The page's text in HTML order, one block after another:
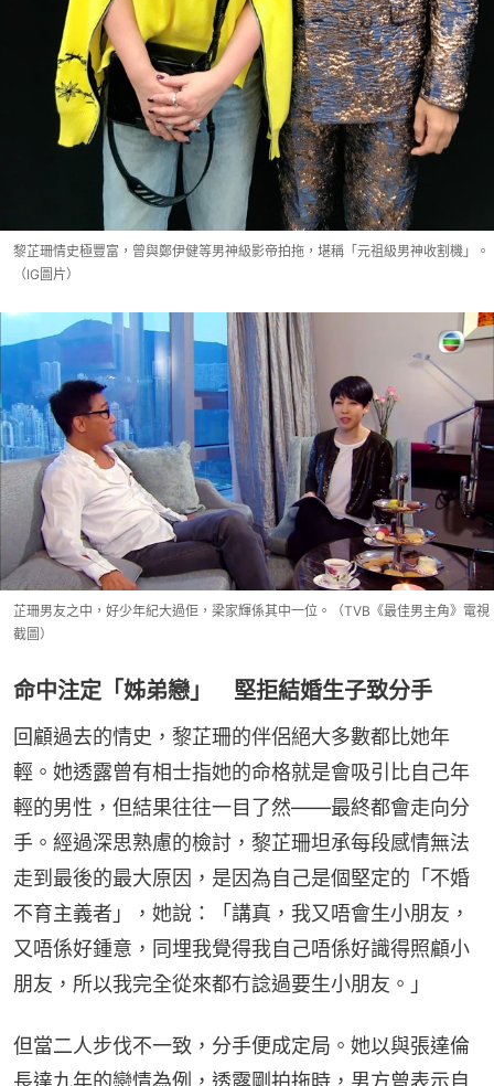
黎芷珊情史極豐富，曾與鄭伊健等男神級影帝拍拖，堪稱「元祖級男神收割機」。
（IG圖片）
芷珊男友之中，好少年紀大過佢，梁家輝係其中一位。（TVB《最佳男主角》電視
截圖）
命中注定「姊弟戀」 堅拒結婚生子致分手
回顧過去的情史，黎芷珊的伴侶絕大多數都比她年
輕。她透露曾有相士指她的命格就是會吸引比自己年
輕的男性，但結果往往一目了然——最終都會走向分
手。經過深思熟慮的檢討，黎芷珊坦承每段感情無法
走到最後的最大原因，是因為自己是個堅定的「不婚
不育主義者」，她說：「講真，我又唔會生小朋友，
又唔係好鍾意，同埋我覺得我自己唔係好識得照顧小
朋友，所以我完全從來都冇諗過要生小朋友。」
但當二人步伐不一致，分手便成定局。她以與張達倫
長達九年的戀情為例，透露剛拍拖時，男方曾表示自